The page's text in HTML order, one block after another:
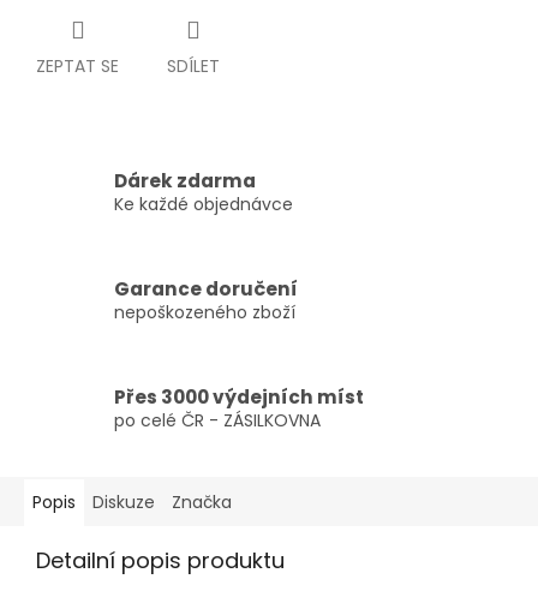
ZEPTAT SE SDÍLET
Dárek zdarma
Ke každé objednávce
Garance doručení
nepoškozeného zboží
Přes 3000 výdejních míst
po celé ČR - ZÁSILKOVNA
Popis Diskuze Značka
Detailní popis produktu